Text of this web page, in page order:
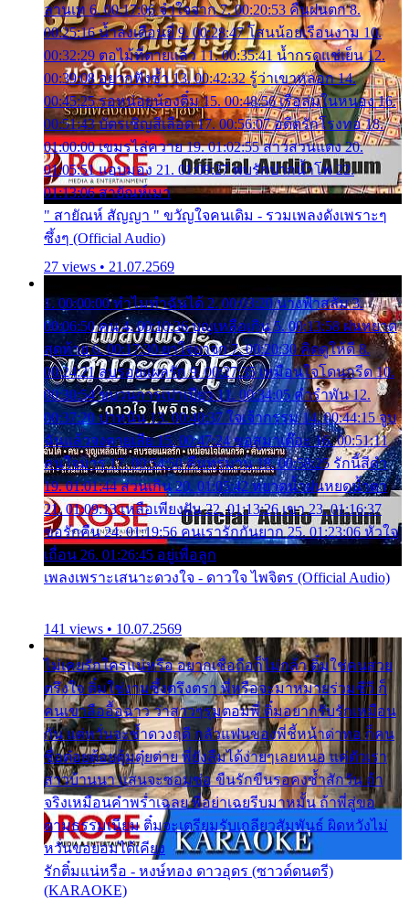
ลานเท 6. 00:17:06 จำใจจาก 7. 00:20:53 คืนฝนตก 8.
00:25:16 น้ำลงเดือนยี่ 9. 00:28:47 โสนน้อยเรือนงาม 10.
00:32:29 ตอไม้ที่ตายแล้ว 11. 00:35:41 น้ำกรดแช่เย็น 12.
00:39:08 อยากฟังซ้ำ 13. 00:42:32 รู้ว่าเขาหลอก 14.
00:45:25 รอหน่อยน้องติ๋ม 15. 00:48:56 เรือล่มในหนอง 16.
00:51:43 บัตรเชิญสีเลือด 17. 00:56:07 อดีตรักโรงทอ 18.
01:00:00 เขมรไล่ควาย 19. 01:02:55 สาวสวนแตง 20.
01:05:51 แอบมอง 21. 01:09:27 พบรักปากน้ำโพ 22.
01:13:06 สายัณห์เมา
" สายัณห์ สัญญา " ขวัญใจคนเดิม - รวมเพลงดังเพราะๆ
ซึ้งๆ (Official Audio)
27 views • 21.07.2569
1. 00:00:00 ทำไมทำฉันได้ 2. 00:03:20 นางฟ้าสลัม 3.
00:06:50 คน 4. 00:10:36 บุญเหลือเกิน 5. 00:13:58 ฝนหยาด
สุดท้าย 6. 00:17:30 ยาใจยาจก 7. 00:20:30 คิดดูให้ดี 8.
00:24:21 ลบรอยแผลรัก 9. 00:27:35 เหมือนใจโดนกรีด 10.
00:30:54 ขบวนการเปาเปียว 11. 00:34:05 คำรำพัน 12.
00:37:20 ปาหนัน 13. 00:40:37 ใจเจ้ากรรม 14. 00:44:15 จูบ
ฉันแล้วจงตายเสีย 15. 00:47:24 ขอสูมาเต๊อะ 16. 00:51:11
คนใจมาร 17. 00:54:50 คืนทรมาน 18. 00:58:25 รักนี้สีดำ
19. 01:01:44 ส่วนเกิน 20. 01:05:42 หยาดน้ำฝนหยดน้ำตา
21. 01:09:13 เหลือเพียงฝัน 22. 01:13:26 เขา 23. 01:16:37
ขอรักคืน 24. 01:19:56 คนเรารักกันยาก 25. 01:23:06 หัวใจ
เถื่อน 26. 01:26:45 อยู่เพื่อลูก
เพลงเพราะเสนาะดวงใจ - ดาวใจ ไพจิตร (Official Audio)
141 views • 10.07.2569
ไม่เคยรักใครแน่หรือ อยากเชื่อถือก็ไม่กล้า ติ๋มใช่คนสวย
ตรึงใจ ติ๋มใช่งามซึ้งตรึงตรา พี่หรือจะมาหมายร่วมชีวี ก็
คนเขาลืออื้อฉาว ว่าสาวๆรุมตอมพี่ ติ๋มอยากรับรักเหมือน
กัน แต่หวั่นจะช้ำดวงฤดี กลัวแฟนของพี่ชี้หน้าด่าทอ ก็คน
ชื่อต๋อยต้อยตุ้มตุ๋ยต่าย พี่ยังลืมได้ง่ายๆเลยหนอ แค่ตัวเรา
สาวบ้านนา แสนจะซอมซ่อ ขืนรักขืนรอคงช้ำสักวัน ถ้า
จริงเหมือนคำพร่ำเฉลย พี่อย่าเฉยรีบมาหมั้น ถ้าพี่สู่ขอ
ตามธรรมเนียม ติ๋มจะเตรียมรับเกลียวสัมพันธ์ ผิดหวังไม่
หวั่นขอยอมได้เคียง
รักติ๋มแน่หรือ - หงษ์ทอง ดาวอุดร (ซาวด์ดนตรี)
(KARAOKE)